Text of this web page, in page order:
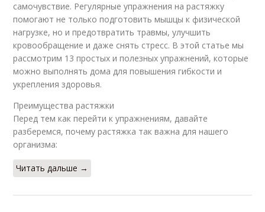
самочувствие. Регулярные упражнения на растяжку
помогают не только подготовить мышцы к физической
нагрузке, но и предотвратить травмы, улучшить
кровообращение и даже снять стресс. В этой статье мы
рассмотрим 13 простых и полезных упражнений, которые
можно выполнять дома для повышения гибкости и
укрепления здоровья.
Преимущества растяжки
Перед тем как перейти к упражнениям, давайте
разберемся, почему растяжка так важна для нашего
организма:
Читать дальше →